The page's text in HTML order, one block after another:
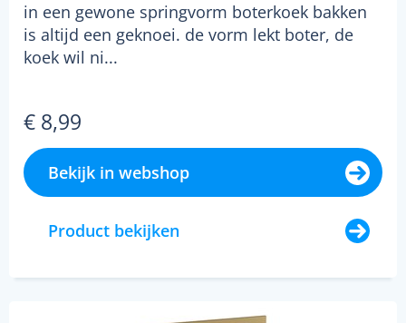
in een gewone springvorm boterkoek bakken
is altijd een geknoei. de vorm lekt boter, de
koek wil ni...
€ 8,99
Bekijk in webshop
Product bekijken